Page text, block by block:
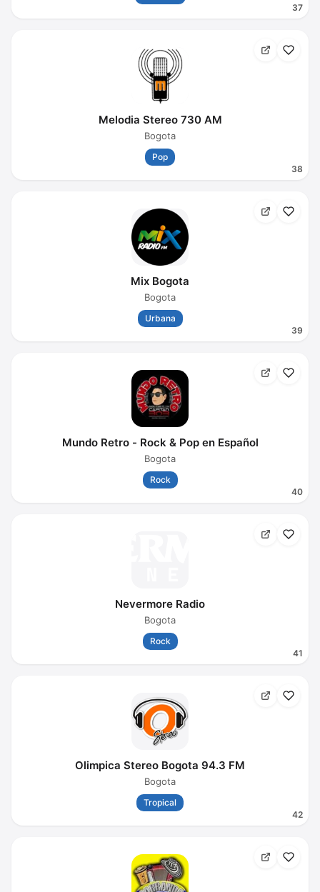
37
38
Melodia Stereo 730 AM
Bogota
Pop
39
Mix Bogota
Bogota
Urbana
40
Mundo Retro - Rock & Pop en Español
Bogota
Rock
41
Nevermore Radio
Bogota
Rock
42
Olimpica Stereo Bogota 94.3 FM
Bogota
Tropical